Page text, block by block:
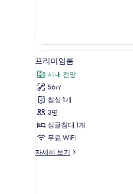
지
이
용,
강
전
망
사
진
두
디
오,
클
럽
라
운
지
이
용,
전
망
세
프
리
미
엄
룸
사
진
두
8
프리미엄룸
시내 전망
56㎡
침실 1개
3명
싱글침대 1개
무료 WiFi
자세히 보기
프